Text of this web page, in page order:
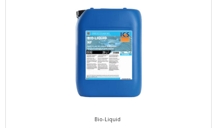
Bio-Liquid